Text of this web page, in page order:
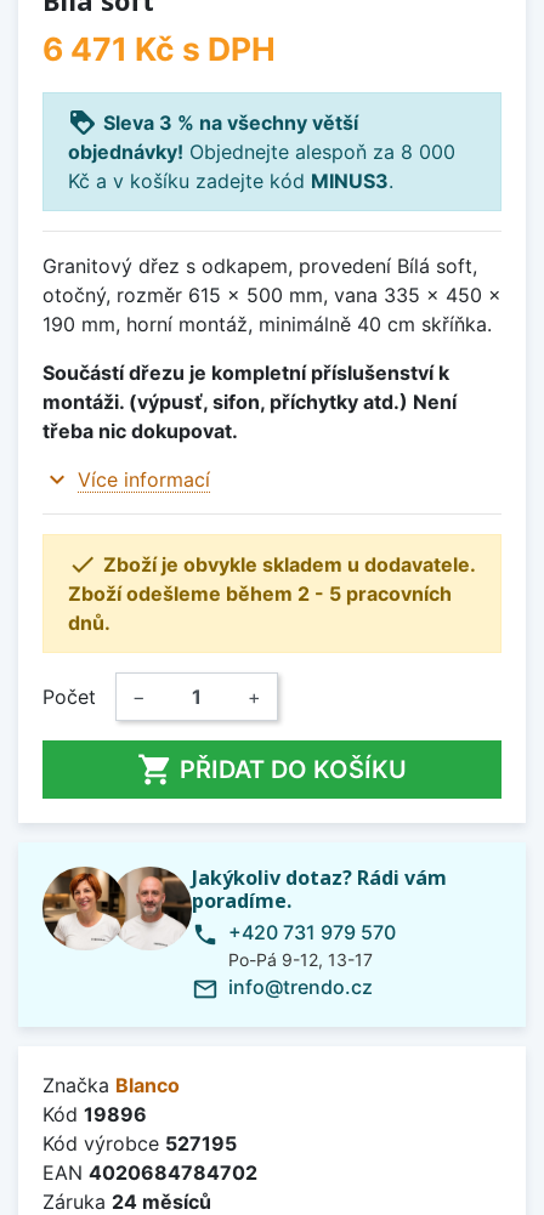
6 471 Kč s DPH
loyalty Sleva 3 % na všechny větší
objednávky! Objednejte alespoň za 8 000
Kč a v košíku zadejte kód MINUS3.
Granitový dřez s odkapem, provedení Bílá soft,
otočný, rozměr 615 x 500 mm, vana 335 x 450 x
190 mm, horní montáž, minimálně 40 cm skříňka.
Součástí dřezu je kompletní příslušenství k
montáži. (výpusť, sifon, příchytky atd.) Není
třeba nic dokupovat.
expand_more Více informací
 Zboží je obvykle skladem u dodavatele.
Zboží odešleme během 2 - 5 pracovních
dnů.
Počet − +
 PŘIDAT DO KOŠÍKU
Jakýkoliv dotaz? Rádi vám
poradíme.
phone +420 731 979 570
Po-Pá 9-12, 13-17
mail_outline info@trendo.cz
Značka Blanco
Kód 19896
Kód výrobce 527195
EAN 4020684784702
Záruka 24 měsíců